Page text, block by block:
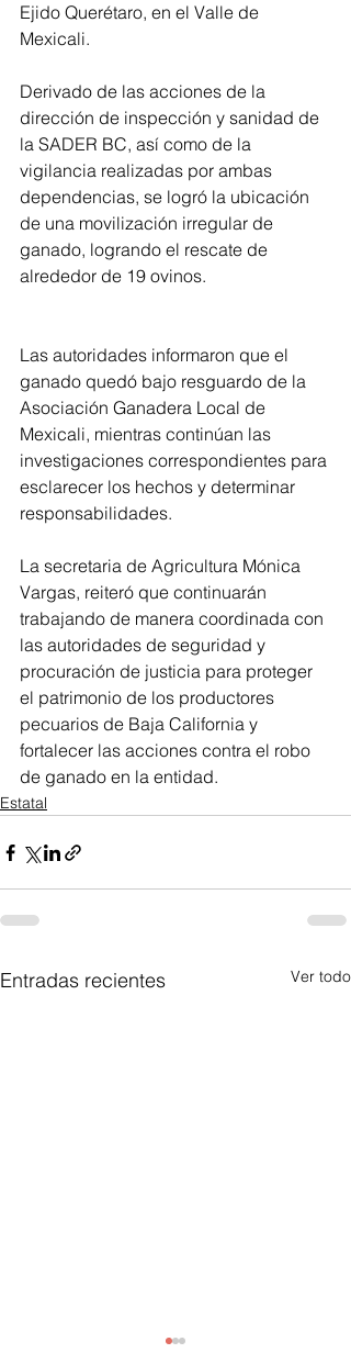
Ejido Querétaro, en el Valle de
Mexicali.
Derivado de las acciones de la
dirección de inspección y sanidad de
la SADER BC, así como de la
vigilancia realizadas por ambas
dependencias, se logró la ubicación
de una movilización irregular de
ganado, logrando el rescate de
alrededor de 19 ovinos.
Las autoridades informaron que el
ganado quedó bajo resguardo de la
Asociación Ganadera Local de
Mexicali, mientras continúan las
investigaciones correspondientes para
esclarecer los hechos y determinar
responsabilidades.
La secretaria de Agricultura Mónica
Vargas, reiteró que continuarán
trabajando de manera coordinada con
las autoridades de seguridad y
procuración de justicia para proteger
el patrimonio de los productores
pecuarios de Baja California y
fortalecer las acciones contra el robo
de ganado en la entidad.
Estatal
Entradas recientes Ver todo